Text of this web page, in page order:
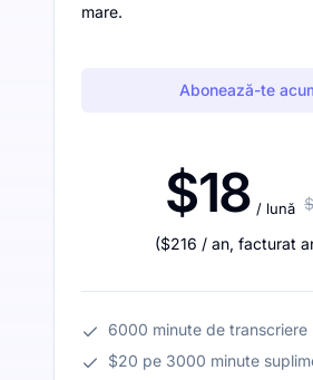
mare.
Abonează-te
$18 / lună
($216 / an, facturat
6000 minute de transcriere
$20 pe 3000 minute